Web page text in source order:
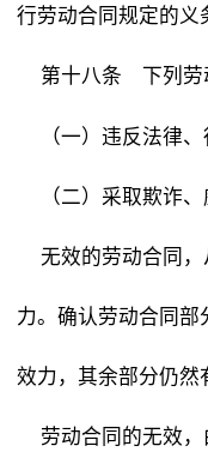
行劳动合同规定的义
第十八条 下列劳
（一）违反法律、
（二）采取欺诈、
无效的劳动合同，
力。确认劳动合同
效力，其余部分仍然
劳动合同的无效，